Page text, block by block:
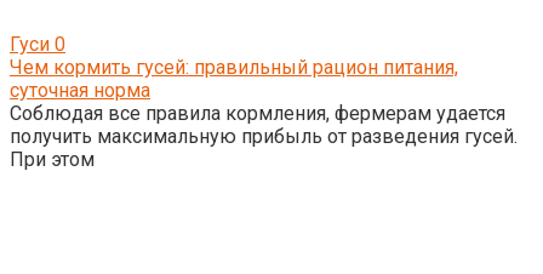
Гуси 0
Чем кормить гусей: правильный рацион питания,
суточная норма
Соблюдая все правила кормления, фермерам удается
получить максимальную прибыль от разведения гусей.
При этом